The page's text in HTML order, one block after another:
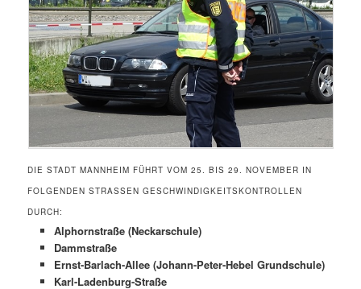
DIE STADT MANNHEIM FÜHRT VOM 25. BIS 29. NOVEMBER IN
FOLGENDEN STRASSEN GESCHWINDIGKEITSKONTROLLEN D
URCH:
Alphornstraße (Neckarschule)
Dammstraße
Ernst-Barlach-Allee (Johann-Peter-Hebel Grundschule)
Karl-Ladenburg-Straße